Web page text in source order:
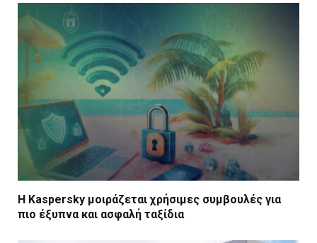
Η Kaspersky μοιράζεται χρήσιμες συμβουλές για
πιο έξυπνα και ασφαλή ταξίδια